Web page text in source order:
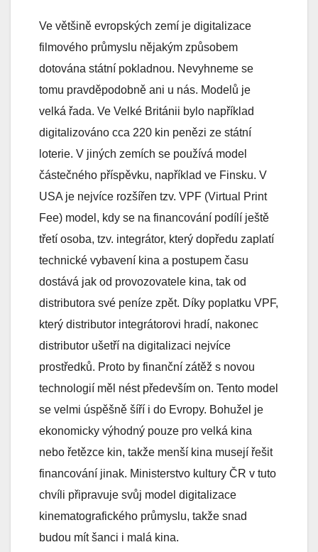
Ve většině evropských zemí je digitalizace
filmového průmyslu nějakým způsobem
dotována státní pokladnou. Nevyhneme se
tomu pravděpodobně ani u nás. Modelů je
velká řada. Ve Velké Británii bylo například
digitalizováno cca 220 kin penězi ze státní
loterie. V jiných zemích se používá model
částečného příspěvku, například ve Finsku. V
USA je nejvíce rozšířen tzv. VPF (Virtual Print
Fee) model, kdy se na financování podílí ještě
třetí osoba, tzv. integrátor, který dopředu zaplatí
technické vybavení kina a postupem času
dostává jak od provozovatele kina, tak od
distributora své peníze zpět. Díky poplatku VPF,
který distributor integrátorovi hradí, nakonec
distributor ušetří na digitalizaci nejvíce
prostředků. Proto by finanční zátěž s novou
technologií měl nést především on. Tento model
se velmi úspěšně šíří i do Evropy. Bohužel je
ekonomicky výhodný pouze pro velká kina
nebo řetězce kin, takže menší kina musejí řešit
financování jinak. Ministerstvo kultury ČR v tuto
chvíli připravuje svůj model digitalizace
kinematografického průmyslu, takže snad
budou mít šanci i malá kina.